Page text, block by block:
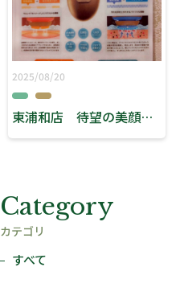
Category
カテゴリ
すべて
2025/08/20
東浦和店 待望の美顔器！